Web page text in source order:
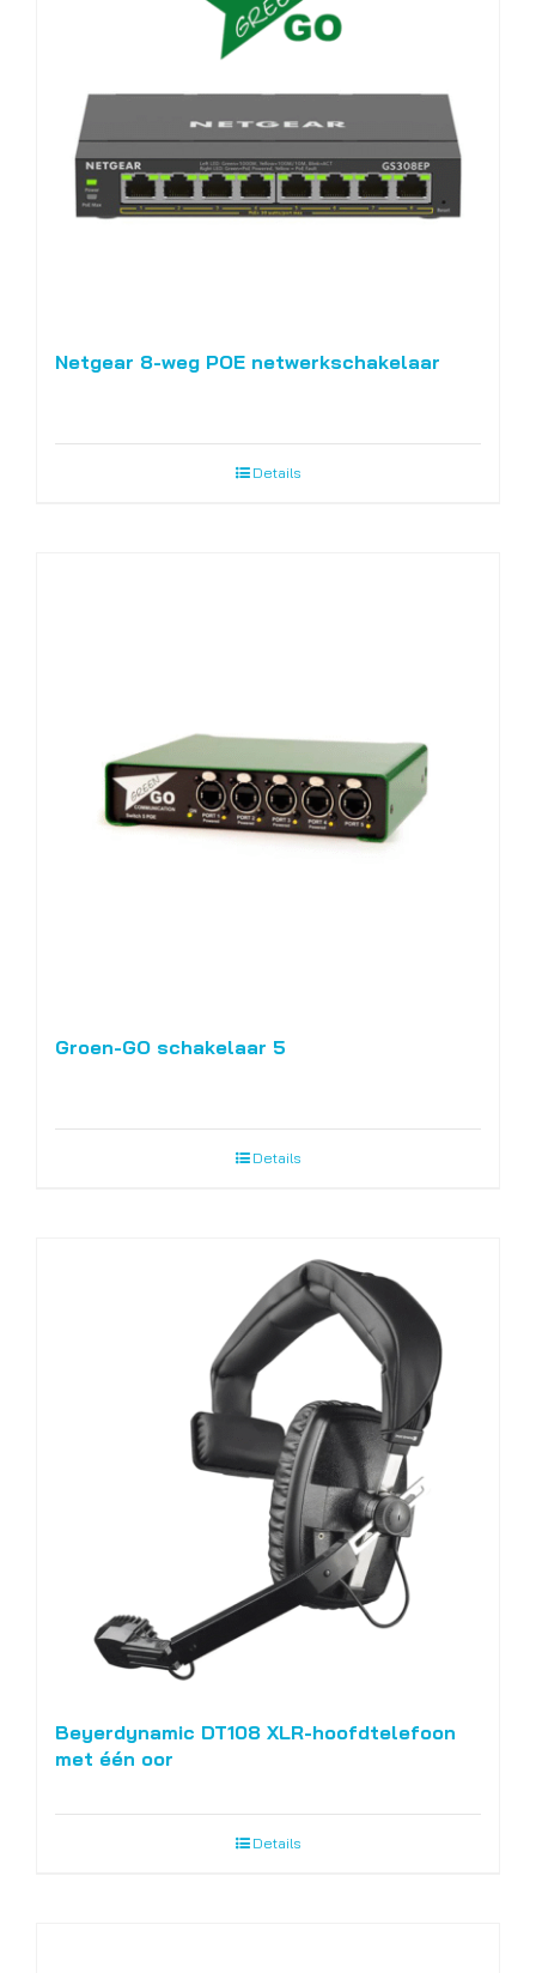
Netgear 8-weg POE netwerkschakelaar
Details
Groen-GO schakelaar 5
Details
Beyerdynamic DT108 XLR-hoofdtelefoon
met één oor
Details